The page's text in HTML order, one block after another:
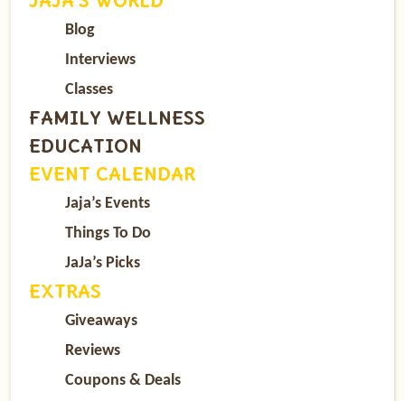
Blog
Interviews
Classes
FAMILY WELLNESS
EDUCATION
EVENT CALENDAR
Jaja’s Events
Things To Do
JaJa’s Picks
EXTRAS
Giveaways
Reviews
Coupons & Deals